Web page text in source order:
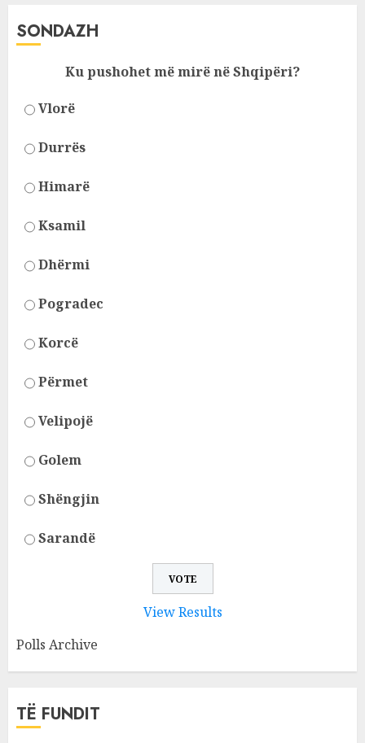
SONDAZH
Ku pushohet më mirë në Shqipëri?
Vlorë
Durrës
Himarë
Ksamil
Dhërmi
Pogradec
Korcë
Përmet
Velipojë
Golem
Shëngjin
Sarandë
View Results
Polls Archive
TË FUNDIT